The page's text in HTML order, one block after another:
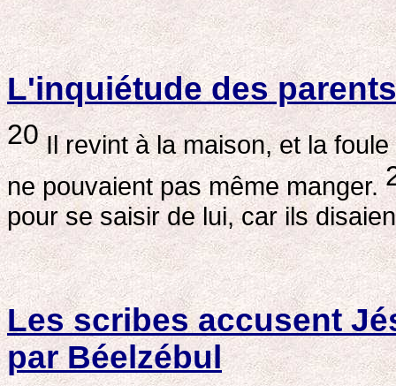
L'inquiétude des
20Il revint à la maison, et la
ne pouvaient pas même manger.
pour se saisir de lui, car ils
Les scribes accusent
par Béelzébul